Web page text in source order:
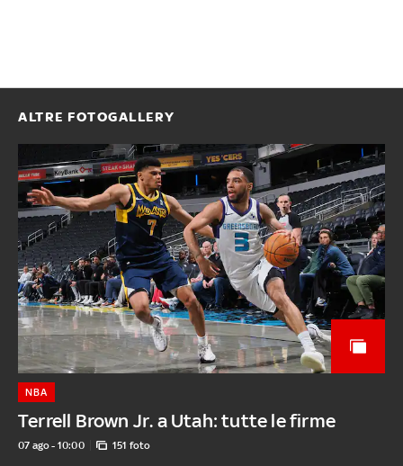
ALTRE FOTOGALLERY
Terrell Brown Jr. a Utah: tutte le firme
NBA
07 ago - 10:00 151 foto